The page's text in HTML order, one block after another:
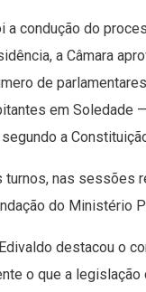
condução do
a Câmara
de
em Soledade
a
nas sessões
do Ministério
destacou o
o que a